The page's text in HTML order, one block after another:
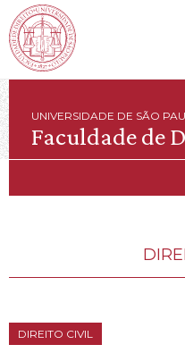
UNIVERSIDADE DE SÃO
Faculdade de
DIREITO CIVIL